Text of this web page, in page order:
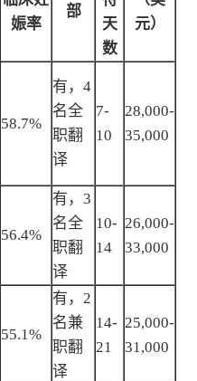
娠率
部
天
数
元）
58.7%
有，4
名全
职翻
译
7-
10
28,000-
35,000
56.4%
有，3
名全
职翻
译
10-
14
26,000-
33,000
55.1%
有，2
名兼
职翻
译
14-
21
25,000-
31,000